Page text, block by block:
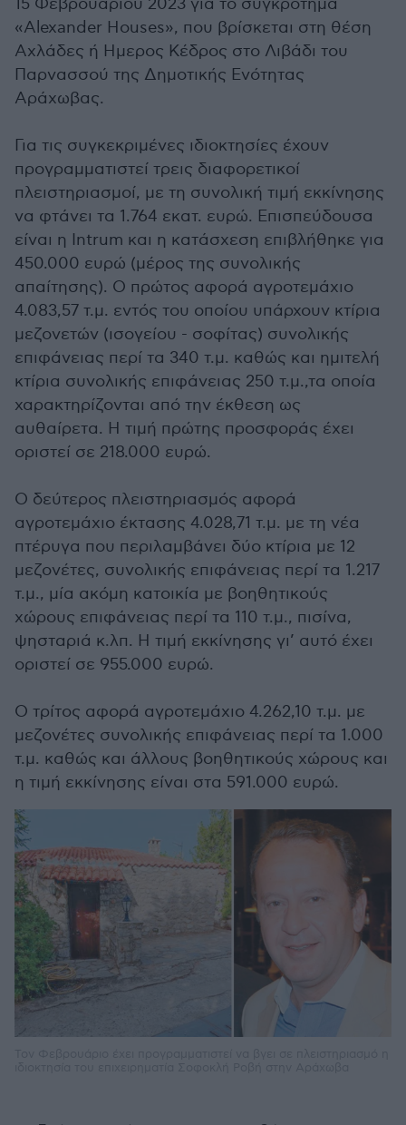
15 Φεβρουαρίου 2023 για το συγκρότημα
«Alexander Houses», που βρίσκεται στη θέση
Αχλάδες ή Ημερος Κέδρος στο Λιβάδι του
Παρνασσού της Δημοτικής Ενότητας
Αράχωβας.
Για τις συγκεκριμένες ιδιοκτησίες έχουν
προγραμματιστεί τρεις διαφορετικοί
πλειστηριασμοί, με τη συνολική τιμή εκκίνησης
να φτάνει τα 1.764 εκατ. ευρώ. Επισπεύδουσα
είναι η Intrum και η κατάσχεση επιβλήθηκε για
450.000 ευρώ (μέρος της συνολικής
απαίτησης). Ο πρώτος αφορά αγροτεμάχιο
4.083,57 τ.μ. εντός του οποίου υπάρχουν κτίρια
μεζονετών (ισογείου - σοφίτας) συνολικής
επιφάνειας περί τα 340 τ.μ. καθώς και ημιτελή
κτίρια συνολικής επιφάνειας 250 τ.μ.,τα οποία
χαρακτηρίζονται από την έκθεση ως
αυθαίρετα. Η τιμή πρώτης προσφοράς έχει
οριστεί σε 218.000 ευρώ.
Ο δεύτερος πλειστηριασμός αφορά
αγροτεμάχιο έκτασης 4.028,71 τ.μ. με τη νέα
πτέρυγα που περιλαμβάνει δύο κτίρια με 12
μεζονέτες, συνολικής επιφάνειας περί τα 1.217
τ.μ., μία ακόμη κατοικία με βοηθητικούς
χώρους επιφάνειας περί τα 110 τ.μ., πισίνα,
ψησταριά κ.λπ. Η τιμή εκκίνησης γι’ αυτό έχει
οριστεί σε 955.000 ευρώ.
Ο τρίτος αφορά αγροτεμάχιο 4.262,10 τ.μ. με
μεζονέτες συνολικής επιφάνειας περί τα 1.000
τ.μ. καθώς και άλλους βοηθητικούς χώρους και
η τιμή εκκίνησης είναι στα 591.000 ευρώ.